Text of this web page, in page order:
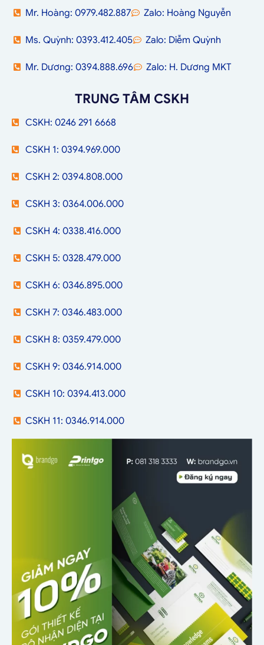
Mr. Hoàng: 0979.482.887 Zalo: Hoàng Nguyễn
Ms. Quỳnh: 0393.412.405 Zalo: Diễm Quỳnh
Mr. Dương: 0394.888.696 Zalo: H. Dương MKT
TRUNG TÂM CSKH
CSKH: 0246 291 6668
CSKH 1: 0394.969.000
CSKH 2: 0394.808.000
CSKH 3: 0364.006.000
CSKH 4: 0338.416.000
CSKH 5: 0328.479.000
CSKH 6: 0346.895.000
CSKH 7: 0346.483.000
CSKH 8: 0359.479.000
CSKH 9: 0346.914.000
CSKH 10: 0394.413.000
CSKH 11: 0346.914.000